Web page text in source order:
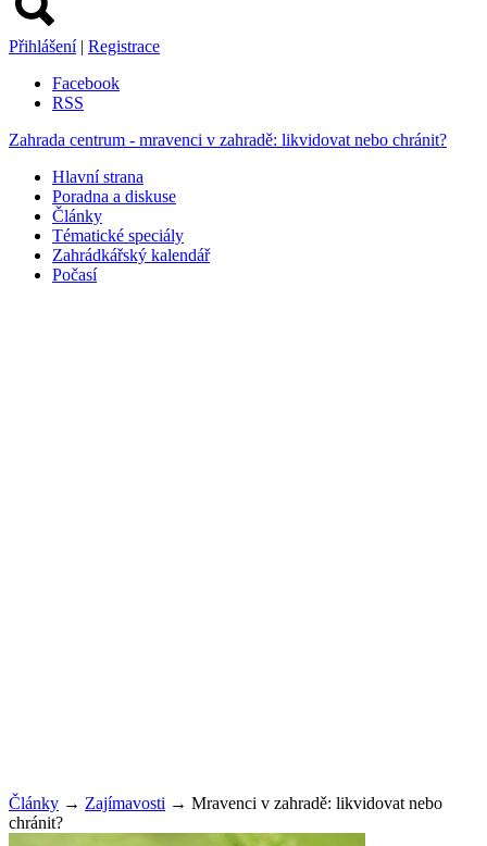
Přihlášení | Registrace
Facebook
RSS
Zahrada centrum - mravenci v zahradě: likvidovat nebo chránit?
Hlavní strana
Poradna a diskuse
Články
Tématické speciály
Zahrádkářský kalendář
Počasí
Články → Zajímavosti → Mravenci v zahradě: likvidovat nebo
chránit?